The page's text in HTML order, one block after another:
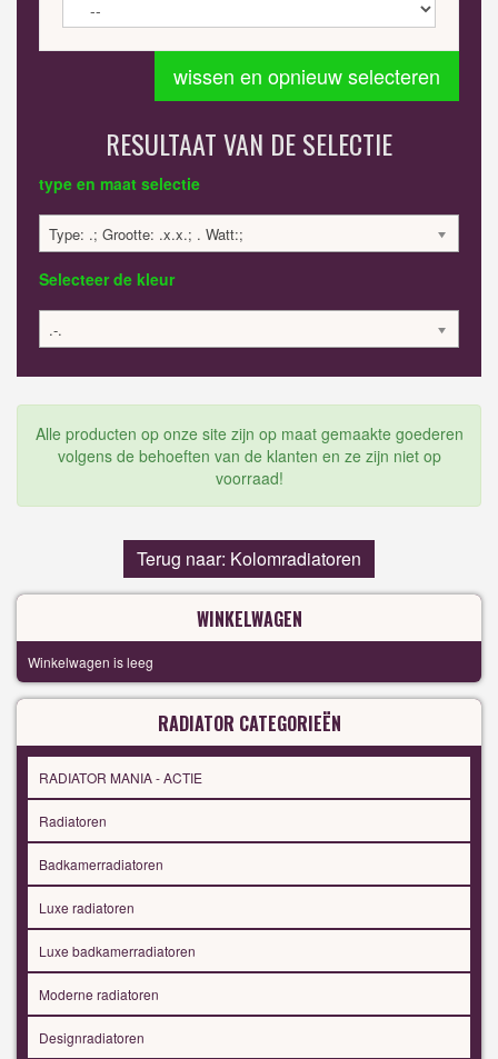
wissen en opnieuw selecteren
RESULTAAT VAN DE SELECTIE
type en maat selectie
Type: .; Grootte: .x.x.; . Watt:;
Selecteer de kleur
.-.
Alle producten op onze site zijn op maat gemaakte goederen
volgens de behoeften van de klanten en ze zijn niet op
voorraad!
Terug naar: Kolomradiatoren
WINKELWAGEN
Winkelwagen is leeg
RADIATOR CATEGORIEËN
RADIATOR MANIA - ACTIE
Radiatoren
Badkamerradiatoren
Luxe radiatoren
Luxe badkamerradiatoren
Moderne radiatoren
Designradiatoren